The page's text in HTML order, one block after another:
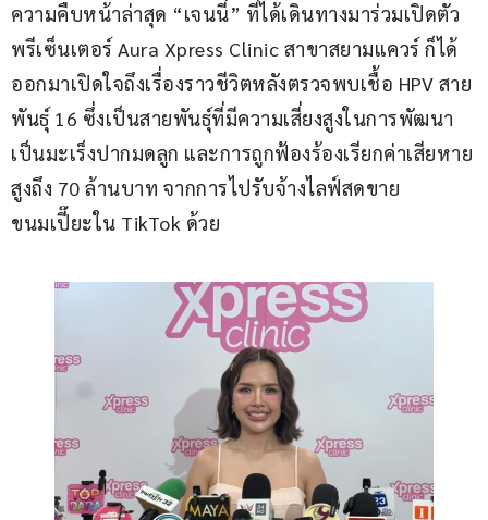
ความคืบหน้าล่าสุด “เจนนี่” ที่ได้เดินทางมาร่วมเปิดตัว
พรีเซ็นเตอร์ Aura Xpress Clinic สาขาสยามแควร์ ก็ได้
ออกมาเปิดใจถึงเรื่องราวชีวิตหลังตรวจพบเชื้อ HPV สาย
พันธุ์ 16 ซึ่งเป็นสายพันธุ์ที่มีความเสี่ยงสูงในการพัฒนา
เป็นมะเร็งปากมดลูก และการถูกฟ้องร้องเรียกค่าเสียหาย
สูงถึง 70 ล้านบาท จากการไปรับจ้างไลฟ์สดขาย
ขนมเปี๊ยะใน TikTok ด้วย